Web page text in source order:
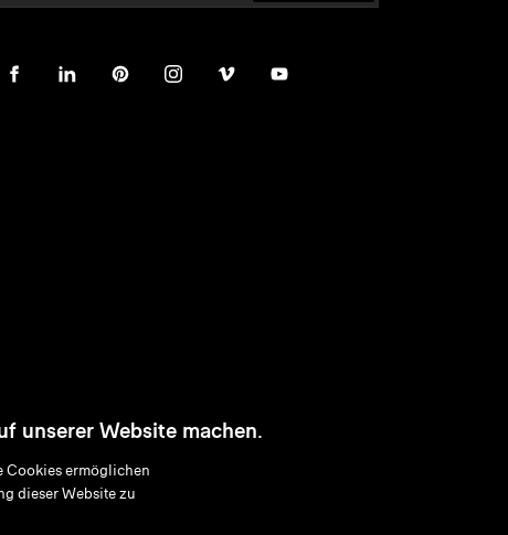
unserer Website machen.
Cookies ermöglichen
dieser Website zu